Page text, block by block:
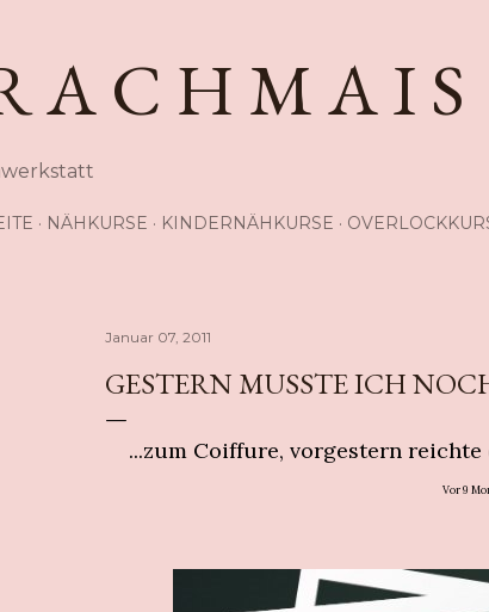
A C H M A I S
NÄHKURSE KINDERNÄHKURSE
Januar 07, 2011
GESTERN MUSSTE ICH
...zum Coiffure, vorgestern
Vor 9